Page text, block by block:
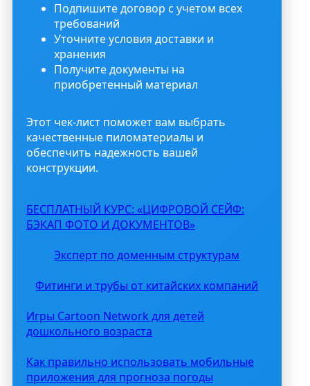
Подпишите договор с учетом всех
требований
Уточните условия доставки и
хранения
Получите документы на
приобретенный материал
Этот чек-лист поможет вам выбрать
качественные пиломатериалы и
обеспечить надежность вашей
конструкции.
БЕСПЛАТНЫЙ КУРС: «ЦИФРОВОЙ СЕЙФ:
БЭКАП ФОТО И ДОКУМЕНТОВ»
Эксперт по доменным структурам
Фитинги и трубы от китайских компаний
Игры Cartoon Network для детей
дошкольного возраста
Как правильно использовать мобильные
приложения для прогноза погоды